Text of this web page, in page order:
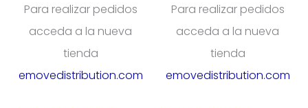
Para realizar pedidos
acceda a la nueva
tienda
emovedistribution.com
Para realizar pedidos
acceda a la nueva
tienda
emovedistribution.com